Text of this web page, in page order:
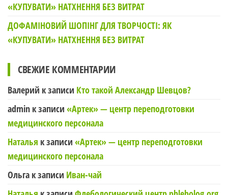
«КУПУВАТИ» НАТХНЕННЯ БЕЗ ВИТРАТ
ДОФАМІНОВИЙ ШОПІНГ ДЛЯ ТВОРЧОСТІ: ЯК
«КУПУВАТИ» НАТХНЕННЯ БЕЗ ВИТРАТ
СВЕЖИЕ КОММЕНТАРИИ
Валерий к записи Кто такой Александр Шевцов?
admin к записи «Артек» — центр переподготовки
медицинского персонала
Наталья к записи «Артек» — центр переподготовки
медицинского персонала
Ольга к записи Иван-чай